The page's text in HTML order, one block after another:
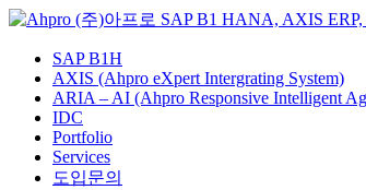
SAP B1H
AXIS (Ahpro eXpert Intergrating System)
ARIA – AI (Ahpro Responsive Intelligent
IDC
Portfolio
Services
도입문의